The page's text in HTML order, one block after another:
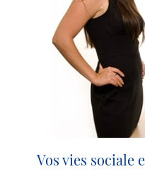
Vos vies sociale